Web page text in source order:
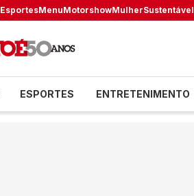
EsportesMenuMotorshowMulherSustentável
ESPORTES ENTRETENIMENTO